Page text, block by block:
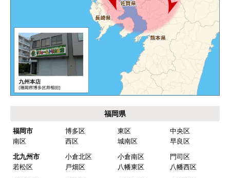
福岡県
福岡市 博多区 東区
中央区
南区
西区 城南区
早良区
北九州市
小倉北区 小倉南区
門司区
若松区
戸畑区 八幡東区
八幡西区